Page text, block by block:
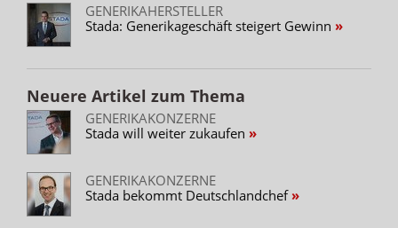
GENERIKAHERSTELLER
Stada: Generikageschäft steigert Gewinn
Neuere Artikel zum Thema
GENERIKAKONZERNE
Stada will weiter zukaufen
GENERIKAKONZERNE
Stada bekommt Deutschlandchef